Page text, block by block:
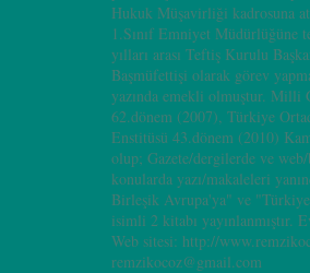
Hukuk Müşavirliği kadrosuna
1.Sınıf Emniyet Müdürlüğüne
yılları arası Teftiş Kurulu
Başmüfettişi olarak görev
yazında emekli olmuştur. Milli
62.dönem (2007), Türkiye
Enstitüsü 43.dönem (2010)
olup; Gazete/dergilerde ve
konularda yazı/makaleleri
Birleşik Avrupa'ya" ve
isimli 2 kitabı yayınlanmıştır.
Web sitesi: http://
remzikocoz@gmail.com